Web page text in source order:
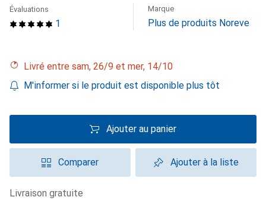
1
Évaluations Marque
Plus de produits Noreve
Livré entre sam, 26/9 et mer, 14/10
M'informer si le produit est disponible plus tôt
Ajouter au panier
Comparer Ajouter à la liste
livraison gratuite